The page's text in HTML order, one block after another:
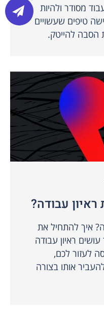
מסודר ולהיות
טיפים שעשויים
הסבה להייטק.
עבודה?
איך להתחיל את
עושים ראיון עבודה
לעזור לכם,
אותו בצורה